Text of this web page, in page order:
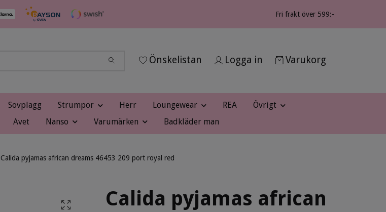
Fri frakt över 599:-
Önskelistan Logga in Varukorg
Sovplagg Strumpor Herr Loungewear REA
Övrigt
Avet Nanso Varumärken Badkläder man
Calida pyjamas african dreams 46453 209 port royal red
Calida pyjamas african